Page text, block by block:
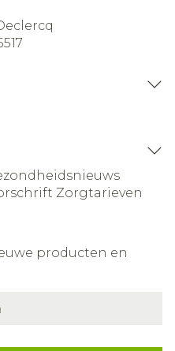
Zorgtarieven
producten en